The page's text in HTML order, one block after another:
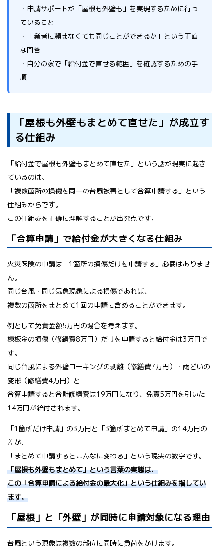
・申請サポートが「屋根も外壁も」を実現するために行っ
ていること
・「業者に頼まなくても同じことができるか」という正直
な回答
・自分の家で「給付金で直せる範囲」を確認するための手
順
「屋根も外壁もまとめて直せた」が成立す
る仕組み
「給付金で屋根も外壁もまとめて直せた」という話が現実に起き
ているのは、
「複数箇所の損傷を同一の台風被害として合算申請する」という
仕組みからです。
この仕組みを正確に理解することが出発点です。
「合算申請」で給付金が大きくなる仕組み
火災保険の申請は「1箇所の損傷だけを申請する」必要はありませ
ん。
同じ台風・同じ気象現象による損傷であれば、
複数の箇所をまとめて1回の申請に含めることができます。
例として免責金額5万円の場合を考えます。
棟板金の損傷（修繕費8万円）だけを申請すると給付金は3万円で
す。
同じ台風による外壁コーキングの剥離（修繕費7万円）・雨どいの
変形（修繕費4万円）と
合算申請すると合計修繕費は19万円になり、免責5万円を引いた
14万円が給付されます。
「1箇所だけ申請」の3万円と「3箇所まとめて申請」の14万円の
差が、
「まとめて申請するとこんなに変わる」という現実の数字です。
「屋根も外壁もまとめて」という言葉の実態は、
この「合算申請による給付金の最大化」という仕組みを指してい
ます。
「屋根」と「外壁」が同時に申請対象になる理由
台風という現象は複数の部位に同時に負荷をかけます。